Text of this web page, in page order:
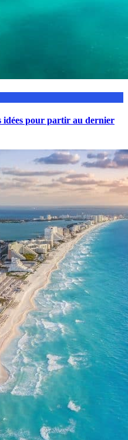
idées pour partir au dernier